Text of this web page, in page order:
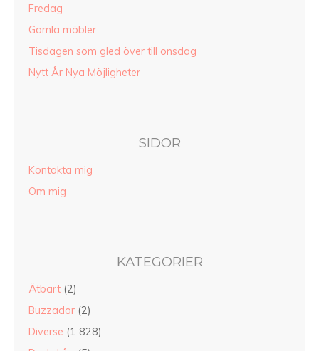
Fredag
Gamla möbler
Tisdagen som gled över till onsdag
Nytt År Nya Möjligheter
SIDOR
Kontakta mig
Om mig
KATEGORIER
Ätbart (2)
Buzzador (2)
Diverse (1 828)